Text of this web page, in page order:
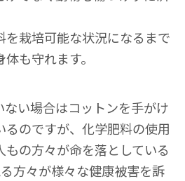
を栽培可能な状況になるまで
も守れます。
い場合はコットンを手がけ
るのですが、化学肥料の使用
もの方々が命を落としている
方々が様々な健康被害を訴